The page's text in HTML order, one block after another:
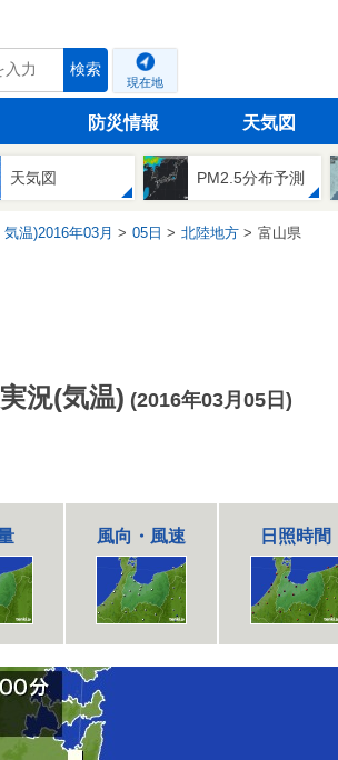
検索
現在地
防災情報 天気図
天気図 PM2.5分布予測
温)2016年03月 05日 北陸地方 富山県
況(気温) (2016年03月05日)
風向・風速 日照時間